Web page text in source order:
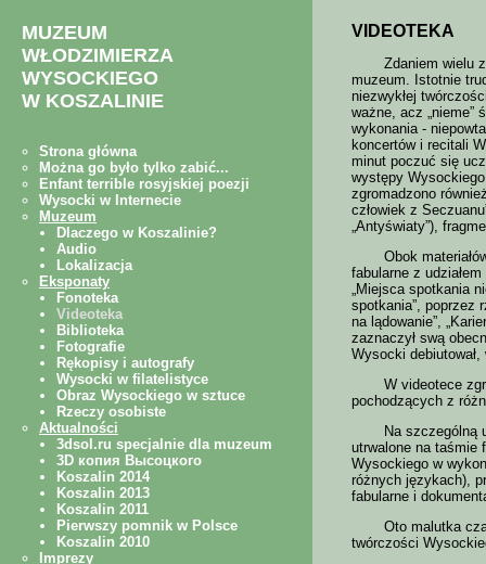
VIDEOTEKA
Zdaniem wielu
muzeum. Istotnie
niezwykłej
ważne, acz „nieme”
wykonania -
koncertów i recitali
minut poczuć się
występy
zgromadzono
człowiek z
„Antyświaty”),
Obok
fabularne z
„Miejsca spotkania
spotkania”, poprzez
na lądowanie”,
zaznaczył swą
Wysocki
W videotece
pochodzących z
Na szczególną
utrwalone na taśmie
Wysockiego w
różnych językach),
fabularne i
Oto malutka
twórczości